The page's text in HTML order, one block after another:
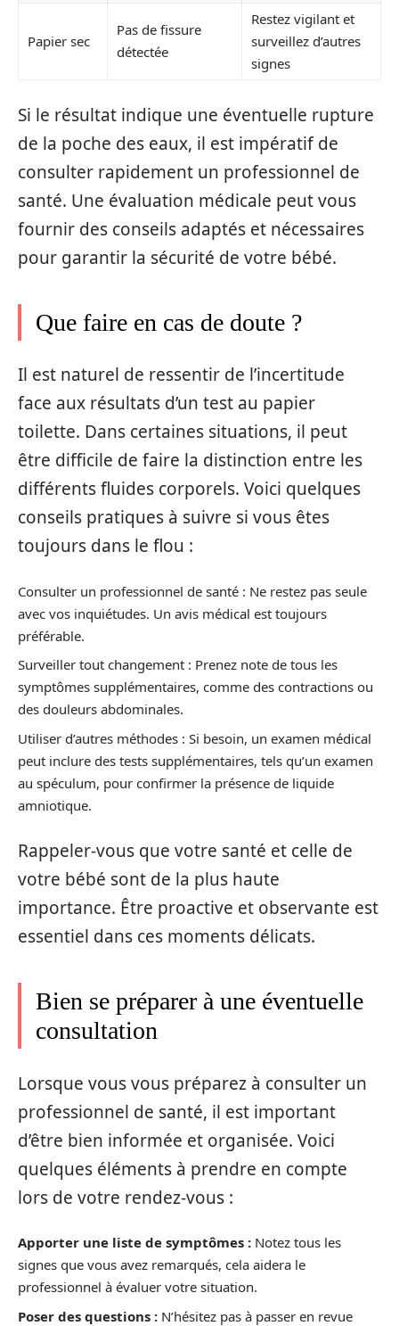
Papier sec
Pas de fissure
détectée
Restez vigilant et
surveillez d’autres
signes
Si le résultat indique une éventuelle rupture
de la poche des eaux, il est impératif de
consulter rapidement un professionnel de
santé. Une évaluation médicale peut vous
fournir des conseils adaptés et nécessaires
pour garantir la sécurité de votre bébé.
Que faire en cas de doute ?
Il est naturel de ressentir de l’incertitude
face aux résultats d’un test au papier
toilette. Dans certaines situations, il peut
être difficile de faire la distinction entre les
différents fluides corporels. Voici quelques
conseils pratiques à suivre si vous êtes
toujours dans le flou :
Consulter un professionnel de santé : Ne restez pas seule
avec vos inquiétudes. Un avis médical est toujours
préférable.
Surveiller tout changement : Prenez note de tous les
symptômes supplémentaires, comme des contractions ou
des douleurs abdominales.
Utiliser d’autres méthodes : Si besoin, un examen médical
peut inclure des tests supplémentaires, tels qu’un examen
au spéculum, pour confirmer la présence de liquide
amniotique.
Rappeler-vous que votre santé et celle de
votre bébé sont de la plus haute
importance. Être proactive et observante est
essentiel dans ces moments délicats.
Bien se préparer à une éventuelle
consultation
Lorsque vous vous préparez à consulter un
professionnel de santé, il est important
d’être bien informée et organisée. Voici
quelques éléments à prendre en compte
lors de votre rendez-vous :
Apporter une liste de symptômes : Notez tous les
signes que vous avez remarqués, cela aidera le
professionnel à évaluer votre situation.
Poser des questions : N’hésitez pas à passer en revue